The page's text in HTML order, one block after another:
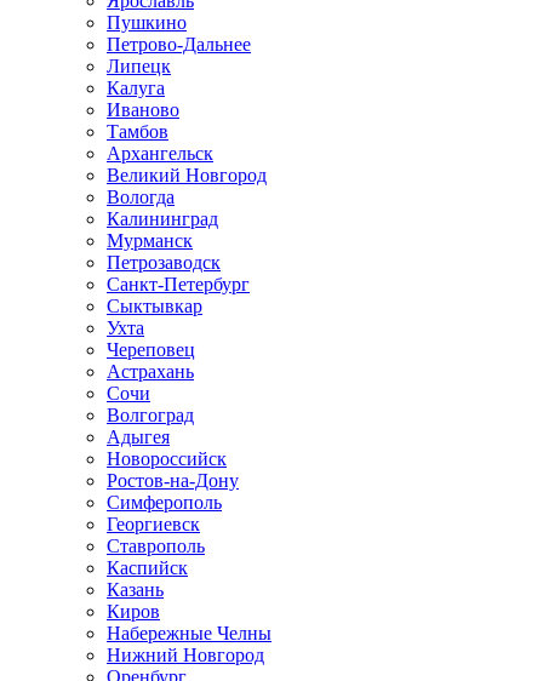
Пушкино
Петрово-Дальнее
Липецк
Калуга
Иваново
Тамбов
Архангельск
Великий Новгород
Вологда
Калининград
Мурманск
Петрозаводск
Санкт-Петербург
Сыктывкар
Ухта
Череповец
Астрахань
Сочи
Волгоград
Адыгея
Новороссийск
Ростов-на-Дону
Симферополь
Георгиевск
Ставрополь
Каспийск
Казань
Киров
Набережные Челны
Нижний Новгород